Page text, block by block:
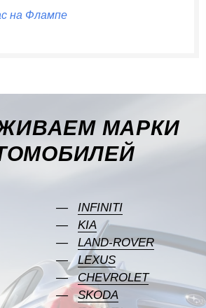
на Флампе
МАРКИ
INFINITI
KIA
LAND-ROVER
LEXUS
CHEVROLET
SKODA